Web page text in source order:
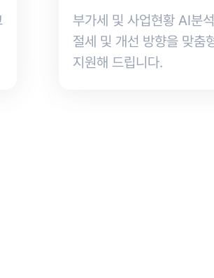
부가세 및 사업현황 AI분
절세 및 개선 방향을 맞춤
지원해 드립니다.